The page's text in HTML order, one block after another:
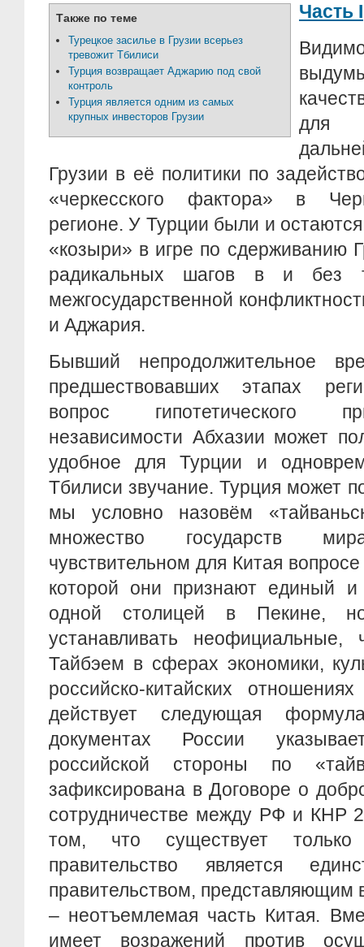
Также по теме
Турецкое засилье в Грузии всерьез
тревожит Тбилиси
Турция возвращает Аджарию под свой
контроль
Турция является одним из самых
крупных инвесторов Грузии
Часть I
для
Грузии в её политики по
«черкесского фактора» в
регионе. У Турции были и
«козыри» в игре по сдерживанию
радикальных шагов в и без
межгосударственной
и Аджария.
Бывший непродолжительное
предшествовавших этапах
вопрос гипотетического
независимости Абхазии может
удобное для Турции и
Тбилиси звучание. Турция может
мы условно назовём
множество государств
чувствительном для Китая
которой они признают единый
одной столицей в Пекине,
устанавливать неофициальные,
Тайбэем в сферах экономики,
российско-китайских
действует следующая
документах России
российской стороны по
зафиксирована в Договоре о
сотрудничестве между РФ и КНР
том, что существует
правительство является
правительством, представляющим
– неотъемлемая часть Китая.
имеет возражений против